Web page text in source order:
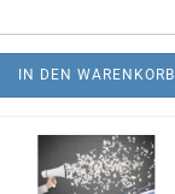
IN DEN WARENKORB